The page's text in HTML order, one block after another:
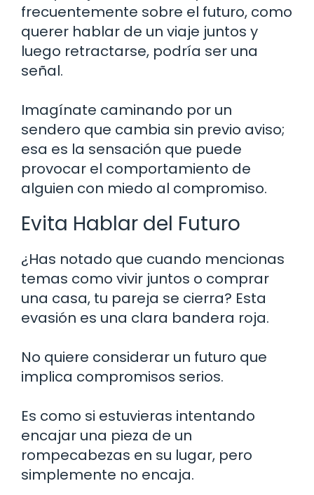
frecuentemente sobre el futuro, como
querer hablar de un viaje juntos y
luego retractarse, podría ser una
señal.
Imagínate caminando por un
sendero que cambia sin previo aviso;
esa es la sensación que puede
provocar el comportamiento de
alguien con miedo al compromiso.
Evita Hablar del Futuro
¿Has notado que cuando mencionas
temas como vivir juntos o comprar
una casa, tu pareja se cierra? Esta
evasión es una clara bandera roja.
No quiere considerar un futuro que
implica compromisos serios.
Es como si estuvieras intentando
encajar una pieza de un
rompecabezas en su lugar, pero
simplemente no encaja.